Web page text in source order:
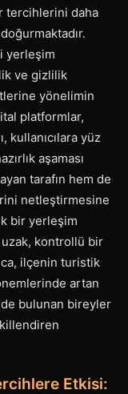
tercihlerini daha
yerleşim
ve gizlilik
yönelimin
platformlar,
kullanıcılara yüz
aşaması
tarafın hem de
netleştirmesine
bir yerleşim
uzak, kontrollü bir
ilçenin turistik
artan
bulunan bireyler
Etkisi: